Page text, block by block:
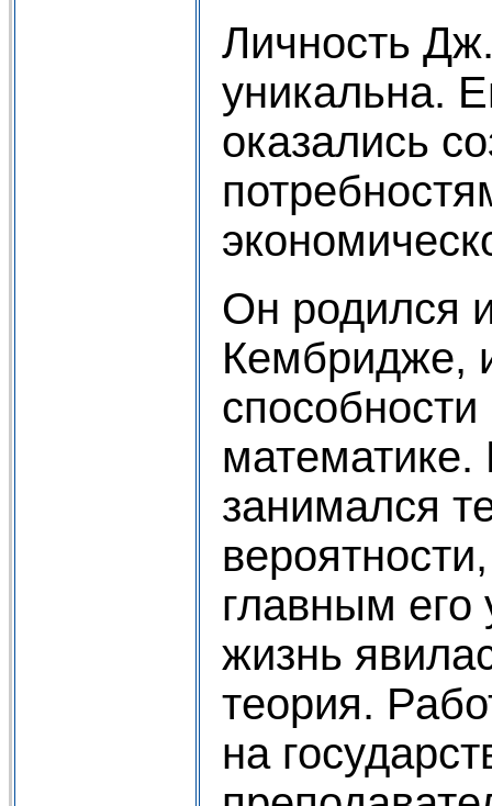
Личность
уникальна.
оказались
Он родился
Кембридже,
математике.
занимался
главным
жизнь
теория.
на